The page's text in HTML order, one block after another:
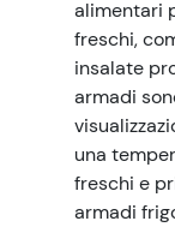
alimentari
freschi,
insalate
armadi
una
freschi e
armadi